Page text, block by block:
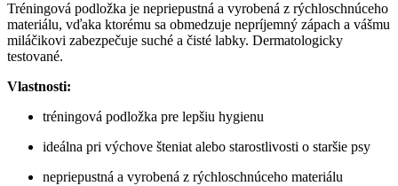
Tréningová podložka je nepriepustná a vyrobená z rýchloschnúceho
materiálu, vďaka ktorému sa obmedzuje nepríjemný zápach a vášmu
miláčikovi zabezpečuje suché a čisté labky. Dermatologicky
testované.
Vlastnosti:
tréningová podložka pre lepšiu hygienu
ideálna pri výchove šteniat alebo starostlivosti o staršie psy
nepriepustná a vyrobená z rýchloschnúceho materiálu